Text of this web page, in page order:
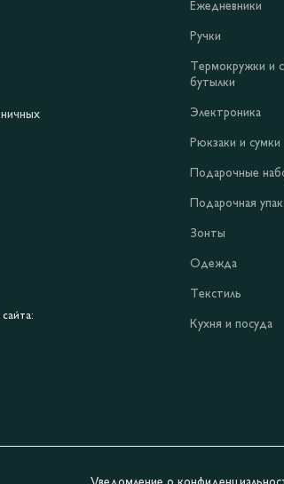
Ежедневники
Ручки
Термокружки и
бутылки
Электроника
Рюкзаки и сумки
Подарочные
Подарочная
Зонты
Одежда
Текстиль
Кухня и посуда